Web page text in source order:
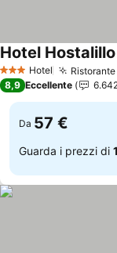
3 StelleHotel
Hotel Hostalillo
8,9 Eccellente
Da 57 €
Guarda i prezzi di